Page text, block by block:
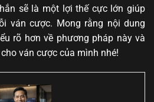
sẽ là một lợi thế cực lớn giúp
ván cược. Mong rằng nội dung
rõ hơn về phương pháp này và
ván cược của mình nhé!